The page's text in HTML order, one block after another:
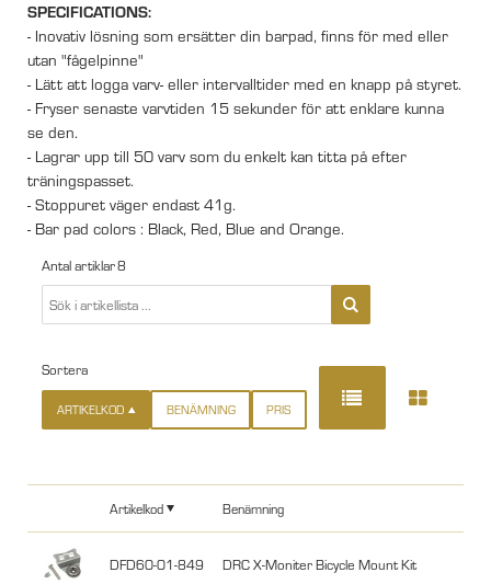
SPECIFICATIONS:
- Inovativ lösning som ersätter din barpad, finns för med eller
utan "fågelpinne"
- Lätt att logga varv- eller intervalltider med en knapp på styret.
- Fryser senaste varvtiden 15 sekunder för att enklare kunna
se den.
- Lagrar upp till 50 varv som du enkelt kan titta på efter
träningspasset.
- Stoppuret väger endast 41g.
- Bar pad colors : Black, Red, Blue and Orange.
Antal artiklar8
Sortera
ARTIKELKOD BENÄMNING PRIS
Artikelkod Benämning
DFD60-01-849 DRC X-Moniter Bicycle Mount Kit